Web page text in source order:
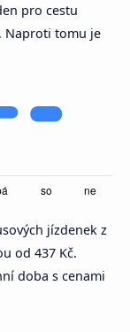
pro cestu
Naproti tomu je
jízdenek z
od 437 Kč.
doba s cenami